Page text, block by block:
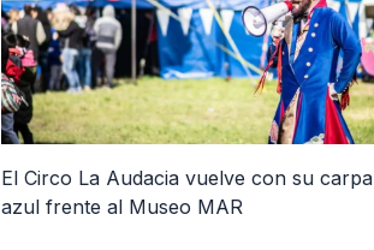
El Circo La Audacia vuelve con su carpa
azul frente al Museo MAR